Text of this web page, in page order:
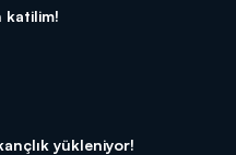
katilim!
yükleniyor!